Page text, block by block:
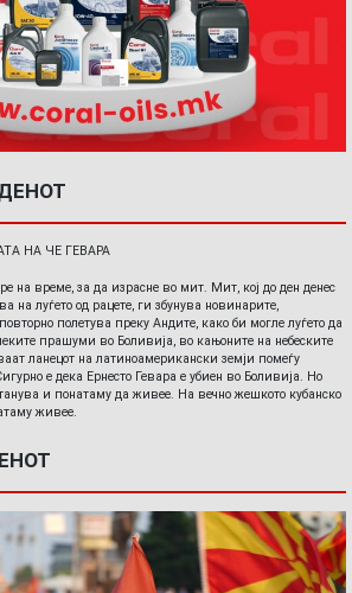
НА ЧЕ ГЕВАРА
на време, за да израсне во мит. Мит, кој до ден денес
на луѓето од рацете, ги збунува новинарите,
полетува преку Андите, како би могле луѓето да
прашуми во Боливија, во кањоните на небеските
ланецот на латиноамерикански земји помеѓу
е дека Ернесто Гевара е убиен во Боливија. Но
и понатаму да живее. На вечно жешкото кубанско
живее.